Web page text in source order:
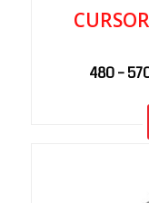
480 –